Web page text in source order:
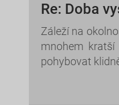
Re: Doba
Záleží na
mnohem
pohybovat